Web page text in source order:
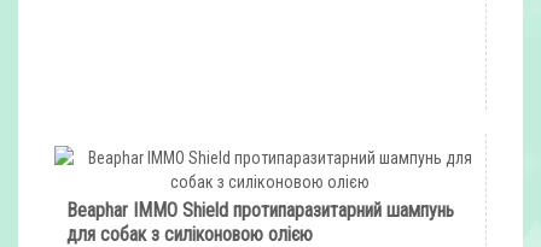
Beaphar IMMO Shield протипаразитарний шампунь
для собак з силіконовою олією